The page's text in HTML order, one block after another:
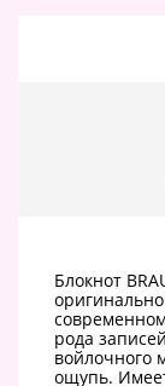
Блокнот
рода
войлочного
ощупь.